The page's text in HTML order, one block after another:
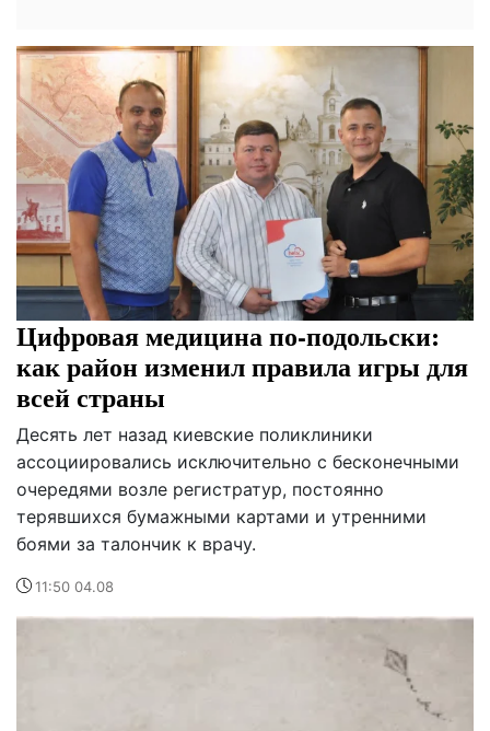
Цифровая медицина по-подольски:
как район изменил правила игры для
всей страны
Десять лет назад киевские поликлиники
ассоциировались исключительно с бесконечными
очередями возле регистратур, постоянно
терявшихся бумажными картами и утренними
боями за талончик к врачу.
11:50 04.08